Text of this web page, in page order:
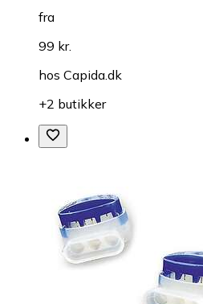
fra
99 kr.
hos Capida.dk
+2 butikker